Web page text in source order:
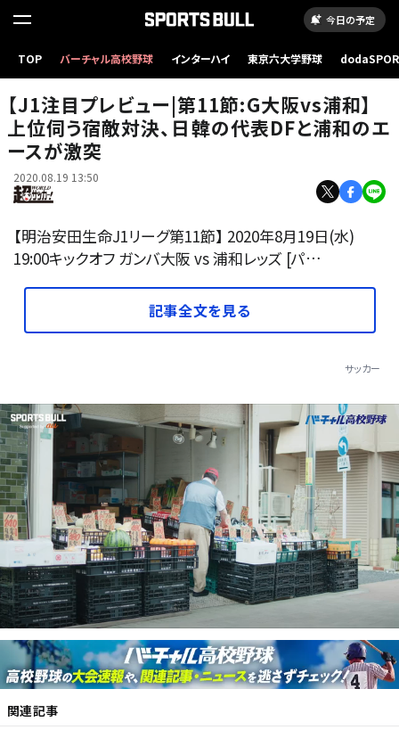
今日の予定
TOP バーチャル高校野球 インターハイ 東京六大学野球
写真：©︎CWS Brains, LTD.
【J1注目プレビュー|第11節:G大阪vs浦和】
上位伺う宿敵対決、日韓の代表DFと浦和のエ
ースが激突
2020.08.19 13:50
【明治安田生命J1リーグ第11節】 2020年8月19日(水)
19:00キックオフ ガンバ大阪 vs 浦和レッズ [パ…
記事全文を見る
サッカー
関連記事